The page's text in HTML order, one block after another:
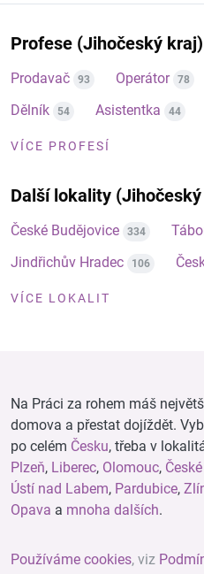
Profese (Jihočeský kraj)
Prodavač 93 Operátor 78
Dělník 54 Asistentka 44
VÍCE PROFESÍ
Další lokality
České Budějovice 334
Jindřichův Hradec 106
VÍCE LOKALIT
Na Práci za rohem máš
domova a přestat dojíždět.
po celém Česku, třeba v
Plzeň, Liberec, Olomouc,
Ústí nad Labem, Pardubice,
Opava a mnoha dalších.
Používáme cookies, viz